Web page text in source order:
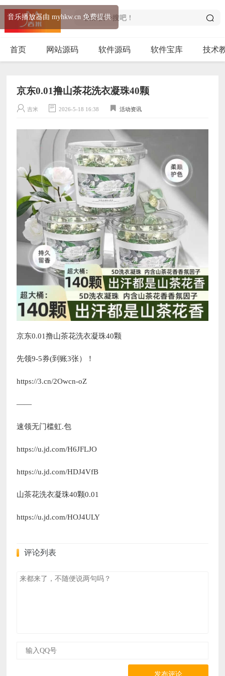
首页 网站源码 软件源码 软件宝库 技术
京东0.01撸山茶花洗衣凝珠40颗
吉米 2026-5-18 16:38 活动资讯
京东0.01撸山茶花洗衣凝珠40颗
先领9-5券(到账3张）！
https://3.cn/2Owcn-oZ
——
速领无门槛虹.包
https://u.jd.com/H6JFLJO
https://u.jd.com/HDJ4VfB
山茶花洗衣凝珠40颗0.01
https://u.jd.com/HOJ4ULY
评论列表
发布评论
音乐播放器由 myhkw.cn 免费提供